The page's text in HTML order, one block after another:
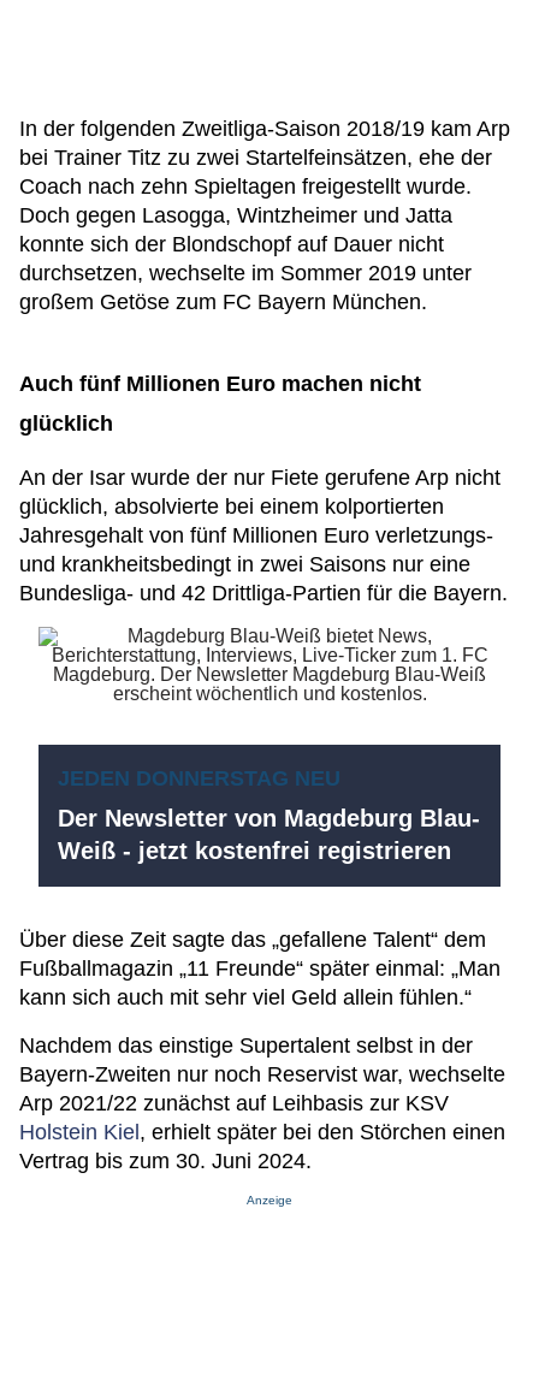
In der folgenden Zweitliga-Saison 2018/19 kam Arp
bei Trainer Titz zu zwei Startelfeinsätzen, ehe der
Coach nach zehn Spieltagen freigestellt wurde.
Doch gegen Lasogga, Wintzheimer und Jatta
konnte sich der Blondschopf auf Dauer nicht
durchsetzen, wechselte im Sommer 2019 unter
großem Getöse zum FC Bayern München.
Auch fünf Millionen Euro machen nicht
glücklich
An der Isar wurde der nur Fiete gerufene Arp nicht
glücklich, absolvierte bei einem kolportierten
Jahresgehalt von fünf Millionen Euro verletzungs-
und krankheitsbedingt in zwei Saisons nur eine
Bundesliga- und 42 Drittliga-Partien für die Bayern.
JEDEN DONNERSTAG NEU
Der Newsletter von Magdeburg Blau-
Weiß - jetzt kostenfrei registrieren
Über diese Zeit sagte das „gefallene Talent“ dem
Fußballmagazin „11 Freunde“ später einmal: „Man
kann sich auch mit sehr viel Geld allein fühlen.“
Nachdem das einstige Supertalent selbst in der
Bayern-Zweiten nur noch Reservist war, wechselte
Arp 2021/22 zunächst auf Leihbasis zur KSV
Holstein Kiel , erhielt später bei den Störchen einen
Vertrag bis zum 30. Juni 2024.
Anzeige